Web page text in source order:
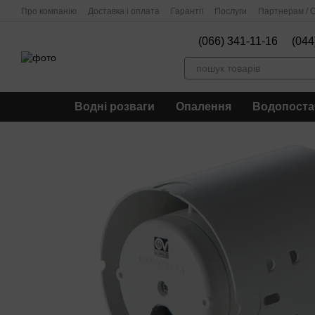
Перейти до основного контенту
Про компанію Доставка і оплата Гарантії Послуги Партнерам /
(066) 341-11-16
Водні розваги Опалення